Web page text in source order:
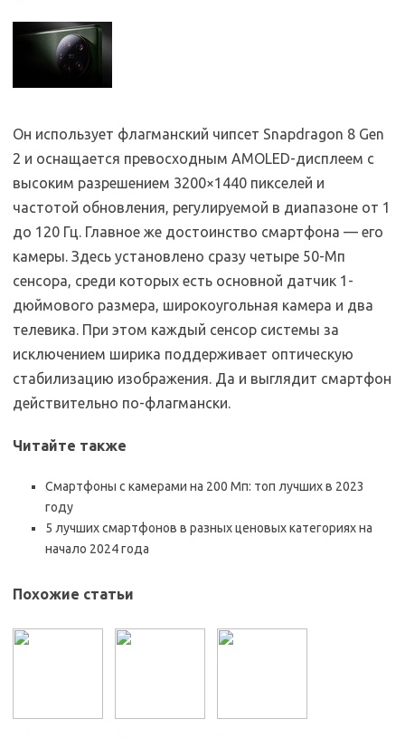
Он использует флагманский чипсет Snapdragon 8 Gen
2 и оснащается превосходным AMOLED-дисплеем с
высоким разрешением 3200×1440 пикселей и
частотой обновления, регулируемой в диапазоне от 1
до 120 Гц. Главное же достоинство смартфона — его
камеры. Здесь установлено сразу четыре 50-Мп
сенсора, среди которых есть основной датчик 1-
дюймового размера, широкоугольная камера и два
телевика. При этом каждый сенсор системы за
исключением ширика поддерживает оптическую
стабилизацию изображения. Да и выглядит смартфон
действительно по-флагмански.
Читайте также
Смартфоны с камерами на 200 Мп: топ лучших в 2023
году
5 лучших смартфонов в разных ценовых категориях на
начало 2024 года
Похожие статьи